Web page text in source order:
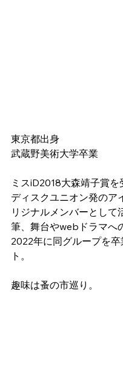
東京都出身
武蔵野美術大学卒業
ミスiD2018大森靖子賞を
ディスクユニオン発のア
リジナルメンバーとして
筆、舞台やwebドラマへ
2022年に同グループを
ト。
趣味は蚤の市巡り。